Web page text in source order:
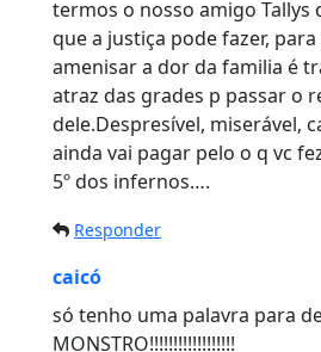
termos o nosso amigo Tallys
que a justiça pode fazer,
amenisar a dor da familia é
atraz das grades p passar o
dele.Despresível, miserável,
ainda vai pagar pelo o q vc
5º dos infernos….
Responder
caicó
só tenho uma palavra para
MONSTRO!!!!!!!!!!!!!!!!!!